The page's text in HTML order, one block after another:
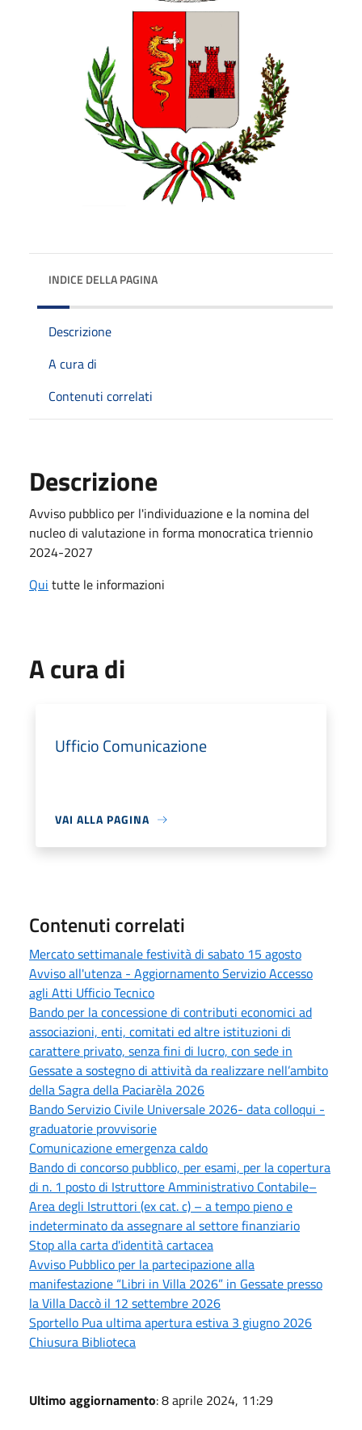
INDICE DELLA PAGINA
Descrizione
A cura di
Contenuti correlati
Descrizione
Avviso pubblico per l'individuazione e la nomina del
nucleo di valutazione in forma monocratica triennio
2024-2027
Qui tutte le informazioni
A cura di
Ufficio Comunicazione
VAI ALLA PAGINA
Contenuti correlati
Mercato settimanale festività di sabato 15 agosto
Avviso all'utenza - Aggiornamento Servizio Accesso
agli Atti Ufficio Tecnico
Bando per la concessione di contributi economici ad
associazioni, enti, comitati ed altre istituzioni di
carattere privato, senza fini di lucro, con sede in
Gessate a sostegno di attività da realizzare nell’ambito
della Sagra della Paciarèla 2026
Bando Servizio Civile Universale 2026- data colloqui -
graduatorie provvisorie
Comunicazione emergenza caldo
Bando di concorso pubblico, per esami, per la copertura
di n. 1 posto di Istruttore Amministrativo Contabile–
Area degli Istruttori (ex cat. c) – a tempo pieno e
indeterminato da assegnare al settore finanziario
Stop alla carta d'identità cartacea
Avviso Pubblico per la partecipazione alla
manifestazione “Libri in Villa 2026” in Gessate presso
la Villa Daccò il 12 settembre 2026
Sportello Pua ultima apertura estiva 3 giugno 2026
Chiusura Biblioteca
Ultimo aggiornamento: 8 aprile 2024, 11:29